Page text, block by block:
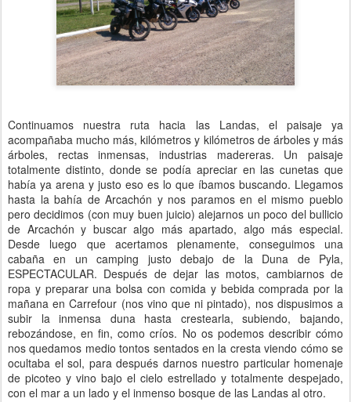
Continuamos nuestra ruta hacia las Landas, el paisaje ya
acompañaba mucho más, kilómetros y kilómetros de árboles y más
árboles, rectas inmensas, industrias madereras. Un paisaje
totalmente distinto, donde se podía apreciar en las cunetas que
había ya arena y justo eso es lo que íbamos buscando. Llegamos
hasta la bahía de Arcachón y nos paramos en el mismo pueblo
pero decidimos (con muy buen juicio) alejarnos un poco del bullicio
de Arcachón y buscar algo más apartado, algo más especial.
Desde luego que acertamos plenamente, conseguimos una
cabaña en un camping justo debajo de la Duna de Pyla,
ESPECTACULAR. Después de dejar las motos, cambiarnos de
ropa y preparar una bolsa con comida y bebida comprada por la
mañana en Carrefour (nos vino que ni pintado), nos dispusimos a
subir la inmensa duna hasta crestearla, subiendo, bajando,
rebozándose, en fin, como críos. No os podemos describir cómo
nos quedamos medio tontos sentados en la cresta viendo cómo se
ocultaba el sol, para después darnos nuestro particular homenaje
de picoteo y vino bajo el cielo estrellado y totalmente despejado,
con el mar a un lado y el inmenso bosque de las Landas al otro.